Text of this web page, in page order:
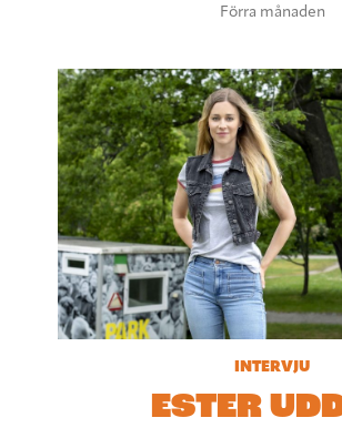
Förra månaden
INTERVJU
ESTER